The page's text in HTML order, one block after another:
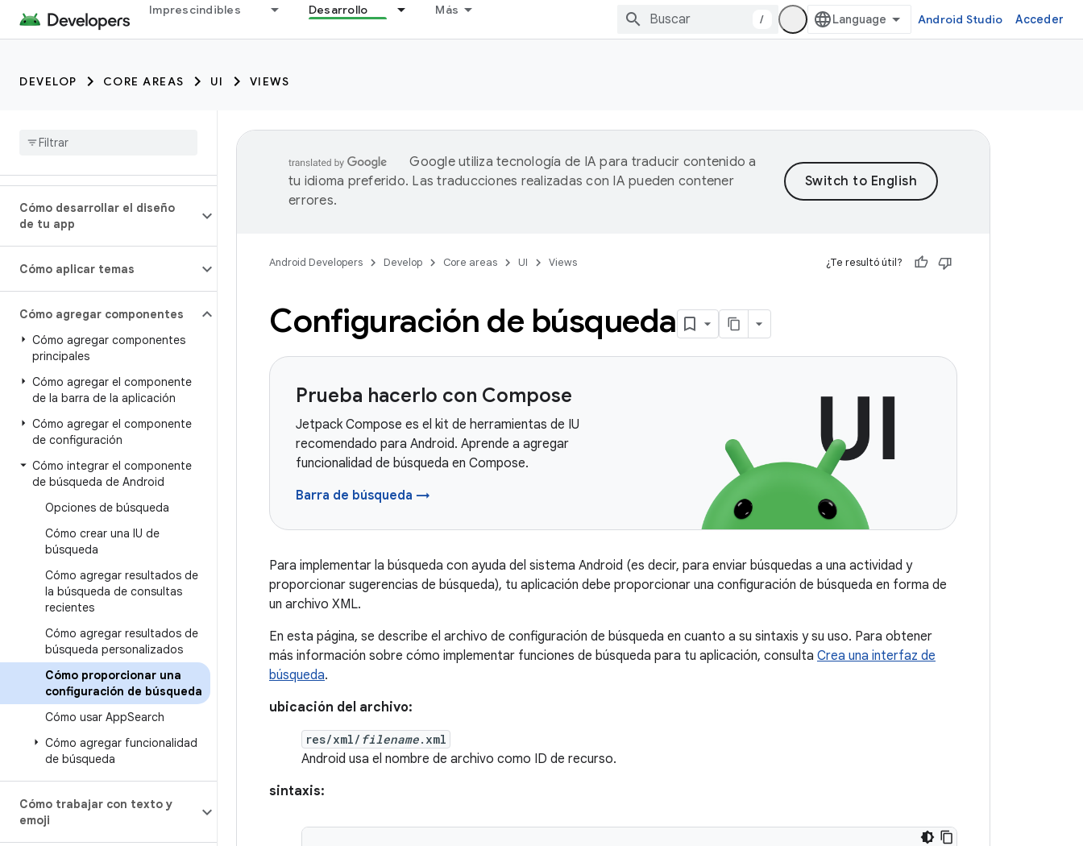
Imprescindibles Desarrollo Más
/ Android Studio Acceder
DEVELOP CORE AREAS UI VIEWS
Cómo desarrollar el diseño
de tu app
Cómo aplicar temas
Cómo agregar componentes
Cómo agregar componentes
principales
Cómo agregar el componente
de la barra de la aplicación
Cómo agregar el componente
de configuración
Cómo integrar el componente
de búsqueda de Android
Opciones de búsqueda
Cómo crear una IU de
búsqueda
Cómo agregar resultados de
la búsqueda de consultas
recientes
Cómo agregar resultados de
búsqueda personalizados
Cómo proporcionar una
configuración de búsqueda
Cómo usar AppSearch
Cómo agregar funcionalidad
de búsqueda
Cómo trabajar con texto y
emoji
Google utiliza tecnología de IA para traducir contenido a
tu idioma preferido. Las traducciones realizadas con IA pueden contener
errores.
Android Developers Develop Core areas UI Views ¿Te resultó útil?
Configuración de búsqueda
Prueba hacerlo con Compose
Jetpack Compose es el kit de herramientas de IU
recomendado para Android. Aprende a agregar
funcionalidad de búsqueda en Compose.
Barra de búsqueda →
Para implementar la búsqueda con ayuda del sistema Android (es decir, para enviar búsquedas a una actividad y
proporcionar sugerencias de búsqueda), tu aplicación debe proporcionar una configuración de búsqueda en forma de
un archivo XML.
En esta página, se describe el archivo de configuración de búsqueda en cuanto a su sintaxis y su uso. Para obtener
más información sobre cómo implementar funciones de búsqueda para tu aplicación, consulta Crea una interfaz de
búsqueda.
ubicación del archivo:
res/xml/ filename.xml
Android usa el nombre de archivo como ID de recurso.
sintaxis: